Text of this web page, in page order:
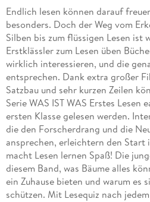
Endlich lesen können darauf
besonders. Doch der Weg vom
Silben bis zum flüssigen Lesen ist
Erstklässler zum Lesen üben
wirklich interessieren, und die
entsprechen. Dank extra großer
Satzbau und sehr kurzen Zeilen
Serie WAS IST WAS Erstes Lesen
ersten Klasse gelesen werden.
die den Forscherdrang und die
ansprechen, erleichtern den Start
macht Lesen lernen Spaß! Die
diesem Band, was Bäume alles
ein Zuhause bieten und warum es
schützen. Mit Lesequiz nach